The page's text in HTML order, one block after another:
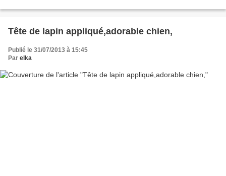
Tête de lapin appliqué,adorable chien,
Publié le 31/07/2013 à 15:45
Par elka